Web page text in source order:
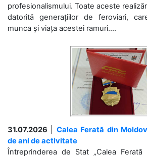
profesionalismului. Toate aceste
datorită generațiilor de feroviari,
munca și viața acestei ramuri....
31.07.2026
Calea Ferată din
de ani de activitate
Întreprinderea de Stat „Calea